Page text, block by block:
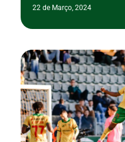
22 de Março, 2024